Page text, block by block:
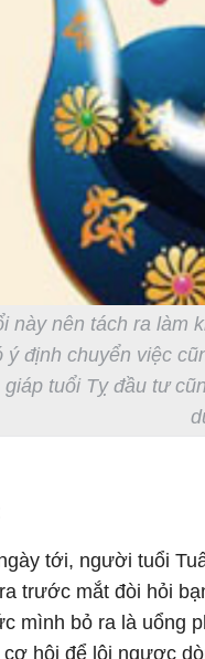
này nên tách ra làm
ý định chuyển việc
giáp tuổi Tỵ đầu tư
tới, người tuổi
trước mắt đòi hỏi
mình bỏ ra là uổng
hội để lội ngược